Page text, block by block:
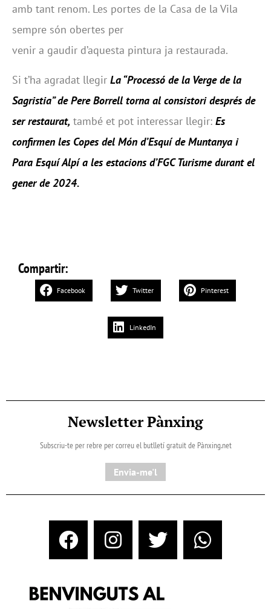
amb tant renom. Les portes de la Casa de la Vila
sempre són obertes per
venir a gaudir d’aquesta pintura ja restaurada.
Si t’ha agradat llegir La “Processó de la Verge de la
Sagristia” de Pere Borrell torna al consistori després de
ser restaurat, també et pot interessar llegir: Es
confirmen les Copes del Món d’Esquí de Muntanya i
Para Esquí Alpí a les estacions d’FGC Turisme durant el
gener de 2024.
Compartir:
Facebook Twitter Pinterest
LinkedIn
Newsletter Pànxing
Subscriu-te per rebre per correu el butlletí gratuït de Pànxing.net​
Envia-me'l